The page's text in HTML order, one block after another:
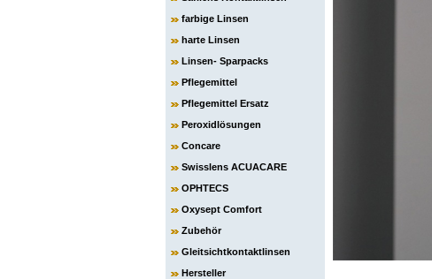
farbige Linsen
harte Linsen
Linsen- Sparpacks
Pflegemittel
Pflegemittel Ersatz
Peroxidlösungen
Concare
Swisslens ACUACARE
OPHTECS
Oxysept Comfort
Zubehör
Gleitsichtkontaktlinsen
Hersteller